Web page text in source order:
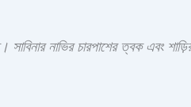
সাবিনার নাভির চারপাশের ত্বক এবং